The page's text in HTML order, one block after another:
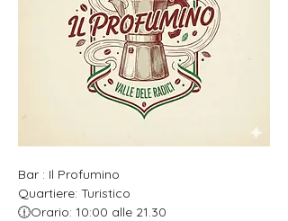
Bar : Il Profumino
Quartiere: Turistico
🕧Orario: 10:00 alle 21.30